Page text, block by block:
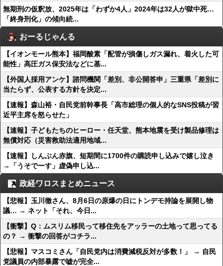
無期刑の仮釈放、2025年は「わずか4人」2024年は32人が獄中死…
「終身刑化」の傾向続...
おーるじゃんる
【イオンモール熊本】福岡酸素「配管が損傷しガス漏れ、着火した可
能性」高圧ガス保安法などに基...
【外国人採用アンケ】諮問機関「差別、非公開答申」三重県「差別に
当たらず、公表する方針を決定...
【速報】森山裕・自民党前幹事長「高市総理の個人的なSNS投稿が習
近平主席を怒らせた」
【速報】子どもたちのヒーロー・任天堂、熊本地震を受け製品修理は
無償対応（災害救助法適用地域...
【速報】しんぶん赤旗、短期間に1700件の購読申し込みで嬉し泣き
→「うそでーす」虚偽申し込...
政経ワロスまとめニュース
【悲報】玉川徹さん、8月6日の原爆の日にトンデモ持論を展開し物
議… → ネット「それ、今日...
【衝撃】Q：ムスリム移民って移住先をアッラーの土地って思ってる
の？ → 衝撃の回答がコチラ...
【悲報】マスコミさん「自民党内は消費減税反対が多数！」 → 自民
党議員の内部暴露で嘘が完全...